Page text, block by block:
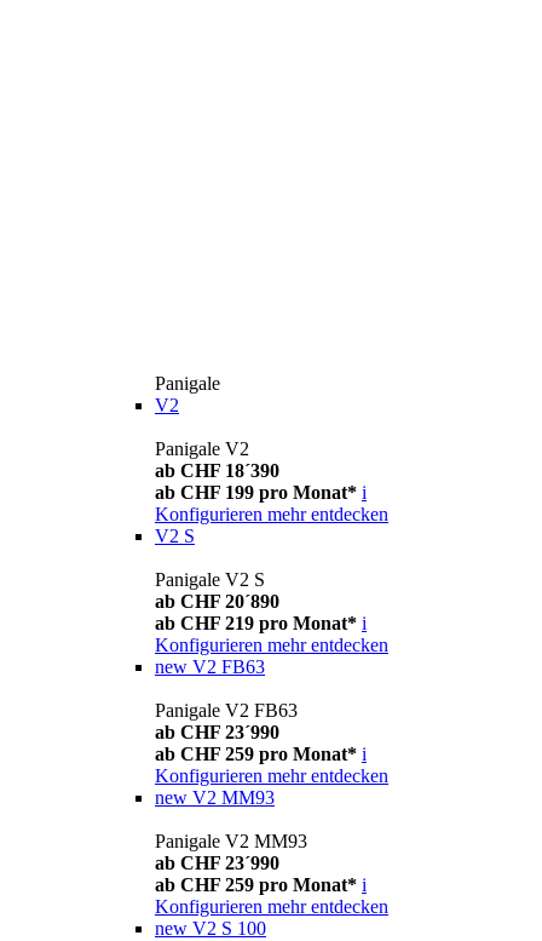
Panigale
V2
Panigale V2
ab CHF 18´390
ab CHF 199 pro Monat* i
Konfigurieren mehr entdecken
V2 S
Panigale V2 S
ab CHF 20´890
ab CHF 219 pro Monat* i
Konfigurieren mehr entdecken
new V2 FB63
Panigale V2 FB63
ab CHF 23´990
ab CHF 259 pro Monat* i
Konfigurieren mehr entdecken
new V2 MM93
Panigale V2 MM93
ab CHF 23´990
ab CHF 259 pro Monat* i
Konfigurieren mehr entdecken
new V2 S 100